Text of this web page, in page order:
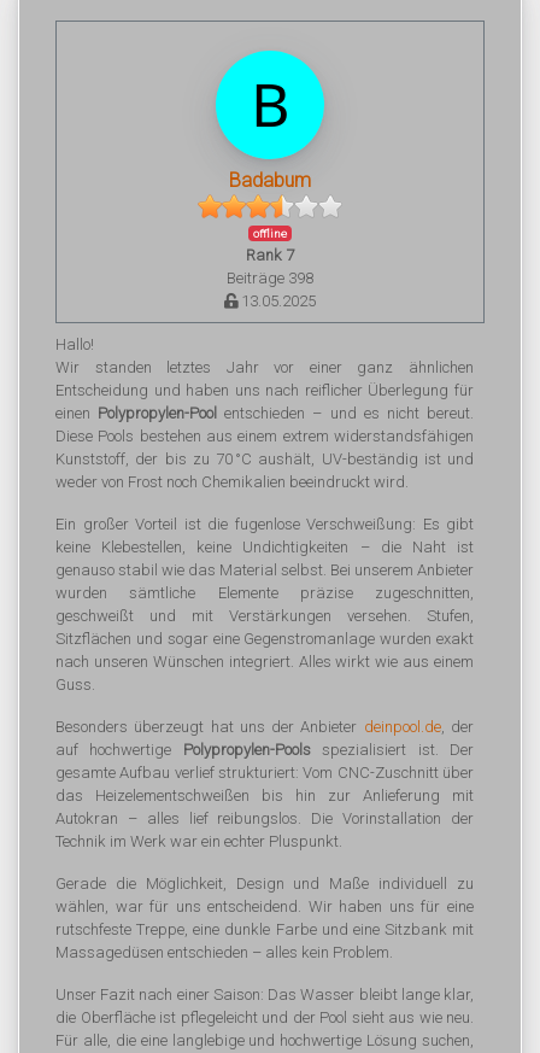
Badabum
offline
Rank 7
Beiträge 398
13.05.2025
Hallo!
Wir standen letztes Jahr vor einer ganz ähnlichen
Entscheidung und haben uns nach reiflicher Überlegung für
einen Polypropylen-Pool entschieden – und es nicht bereut.
Diese Pools bestehen aus einem extrem widerstandsfähigen
Kunststoff, der bis zu 70 °C aushält, UV-beständig ist und
weder von Frost noch Chemikalien beeindruckt wird.
Ein großer Vorteil ist die fugenlose Verschweißung: Es gibt
keine Klebestellen, keine Undichtigkeiten – die Naht ist
genauso stabil wie das Material selbst. Bei unserem Anbieter
wurden sämtliche Elemente präzise zugeschnitten,
geschweißt und mit Verstärkungen versehen. Stufen,
Sitzflächen und sogar eine Gegenstromanlage wurden exakt
nach unseren Wünschen integriert. Alles wirkt wie aus einem
Guss.
Besonders überzeugt hat uns der Anbieter deinpool.de, der
auf hochwertige Polypropylen-Poolsspezialisiert ist. Der
gesamte Aufbau verlief strukturiert: Vom CNC-Zuschnitt über
das Heizelementschweißen bis hin zur Anlieferung mit
Autokran – alles lief reibungslos. Die Vorinstallation der
Technik im Werk war ein echter Pluspunkt.
Gerade die Möglichkeit, Design und Maße individuell zu
wählen, war für uns entscheidend. Wir haben uns für eine
rutschfeste Treppe, eine dunkle Farbe und eine Sitzbank mit
Massagedüsen entschieden – alles kein Problem.
Unser Fazit nach einer Saison: Das Wasser bleibt lange klar,
die Oberfläche ist pflegeleicht und der Pool sieht aus wie neu.
Für alle, die eine langlebige und hochwertige Lösung suchen,